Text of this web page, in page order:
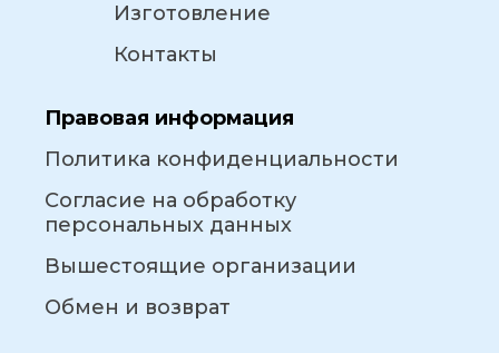
Изготовление
Контакты
Правовая информация
Политика конфиденциальности
Согласие на обработку
персональных данных
Вышестоящие организации
Обмен и возврат